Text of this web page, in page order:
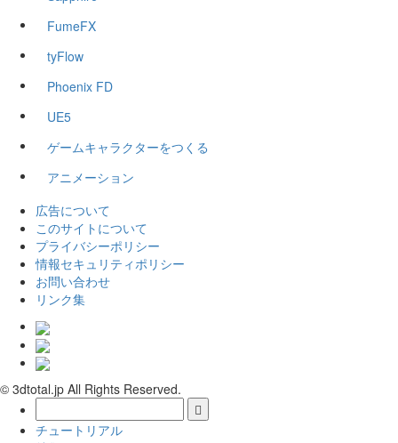
FumeFX
tyFlow
Phoenix FD
UE5
ゲームキャラクターをつくる
アニメーション
広告について
このサイトについて
プライバシーポリシー
情報セキュリティポリシー
お問い合わせ
リンク集
© 3dtotal.jp All Rights Reserved.
チュートリアル